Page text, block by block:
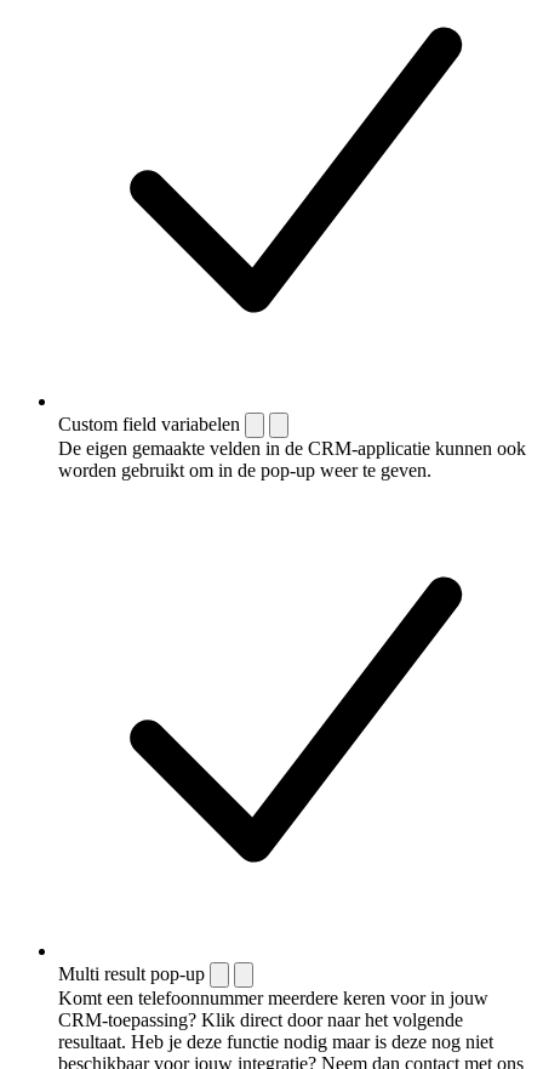
Custom field variabelen
De eigen gemaakte velden in de CRM-applicatie kunnen ook
worden gebruikt om in de pop-up weer te geven.
Multi result pop-up
Komt een telefoonnummer meerdere keren voor in jouw
CRM-toepassing? Klik direct door naar het volgende
resultaat. Heb je deze functie nodig maar is deze nog niet
beschikbaar voor jouw integratie? Neem dan contact met ons